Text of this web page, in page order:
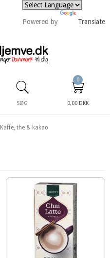
Powered by Translate
SØG
0
0,00 DKK
Kaffe, the & kakao